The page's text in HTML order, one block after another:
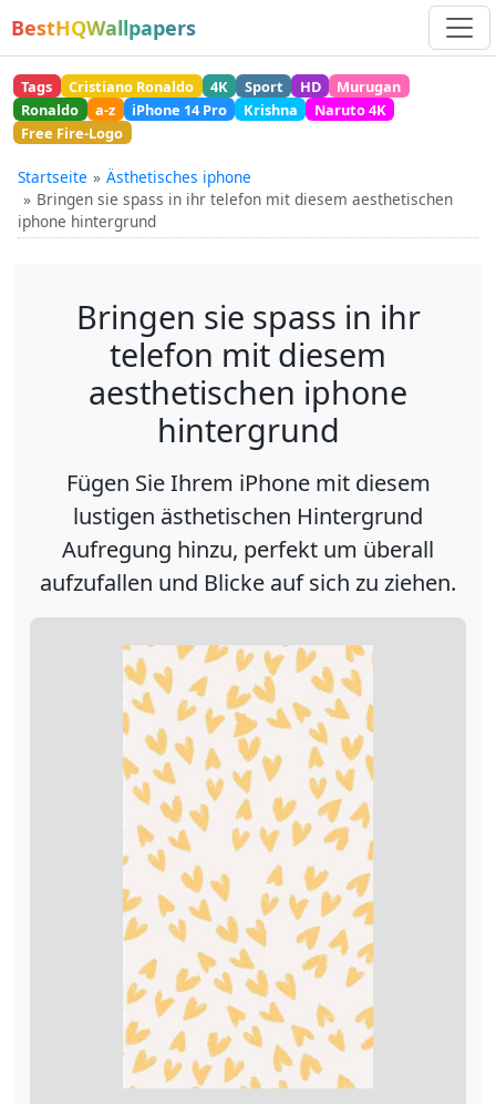
BestHQWallpapers
Tags Cristiano Ronaldo 4K Sport HD
Murugan
Ronaldo
a-z iPhone 14 Pro Krishna
Naruto 4K
Free Fire-Logo
Startseite
Ästhetisches iphone
Bringen sie spass in ihr telefon mit diesem aesthetischen
iphone hintergrund
Bringen sie spass in ihr
telefon mit diesem
aesthetischen iphone
hintergrund
Fügen Sie Ihrem iPhone mit diesem
lustigen ästhetischen Hintergrund
Aufregung hinzu, perfekt um überall
aufzufallen und Blicke auf sich zu ziehen.